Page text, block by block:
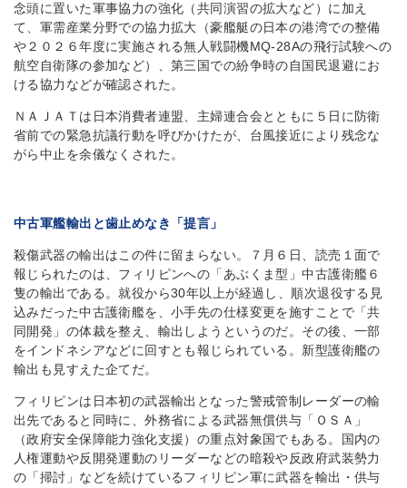
念頭に置いた軍事協力の強化（共同演習の拡大など）に加え
て、軍需産業分野での協力拡大（豪艦艇の日本の港湾での整備
や２０２６年度に実施される無人戦闘機MQ-28Aの飛行試験への
航空自衛隊の参加など）、第三国での紛争時の自国民退避にお
ける協力などが確認された。
ＮＡＪＡＴは日本消費者連盟、主婦連合会とともに５日に防衛
省前での緊急抗議行動を呼びかけたが、台風接近により残念な
がら中止を余儀なくされた。
中古軍艦輸出と歯止めなき「提言」
殺傷武器の輸出はこの件に留まらない。７月６日、読売１面で
報じられたのは、フィリピンへの「あぶくま型」中古護衛艦６
隻の輸出である。就役から30年以上が経過し、順次退役する見
込みだった中古護衛艦を、小手先の仕様変更を施すことで「共
同開発」の体裁を整え、輸出しようというのだ。その後、一部
をインドネシアなどに回すとも報じられている。新型護衛艦の
輸出も見すえた企てだ。
フィリピンは日本初の武器輸出となった警戒管制レーダーの輸
出先であると同時に、外務省による武器無償供与「ＯＳＡ」
（政府安全保障能力強化支援）の重点対象国でもある。国内の
人権運動や反開発運動のリーダーなどの暗殺や反政府武装勢力
の「掃討」などを続けているフィリピン軍に武器を輸出・供与